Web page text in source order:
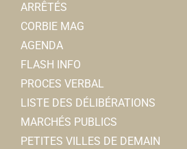
ARRÊTÉS
CORBIE MAG
AGENDA
FLASH INFO
PROCES VERBAL
LISTE DES DÉLIBÉRATIONS
MARCHÉS PUBLICS
PETITES VILLES DE DEMAIN